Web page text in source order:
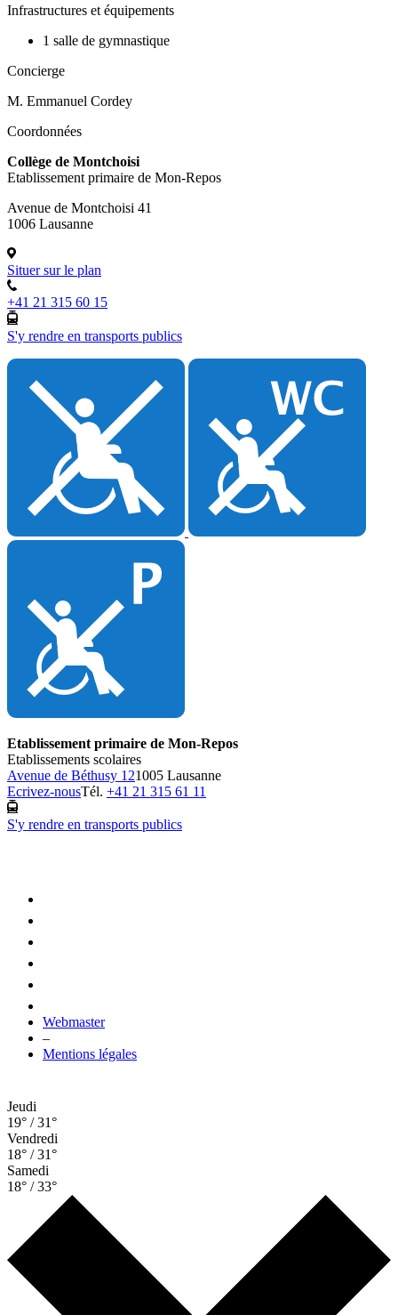
Infrastructures et équipements
1 salle de gymnastique
Concierge
M. Emmanuel Cordey
Coordonnées
Collège de Montchoisi
Etablissement primaire de Mon-Repos
Avenue de Montchoisi 41
1006 Lausanne
Situer sur le plan
+41 21 315 60 15
S'y rendre en transports publics
Etablissement primaire de Mon-Repos
Etablissements scolaires
Avenue de Béthusy 121005 Lausanne
Ecrivez-nousTél. +41 21 315 61 11
S'y rendre en transports publics
Webmaster
–
Mentions légales
Jeudi
19° / 31°
Vendredi
18° / 31°
Samedi
18° / 33°